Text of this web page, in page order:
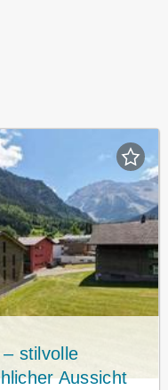
stilvolle
Aussicht